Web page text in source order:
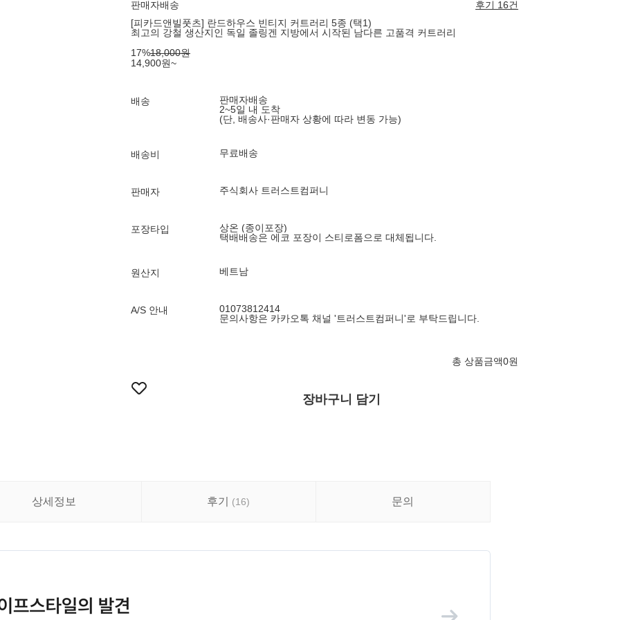
판매자배송
후기 16건
[피카드앤빌풋츠] 란드하우스 빈티지 커트러리 5종 (택1)
최고의 강철 생산지인 독일 졸링겐 지방에서 시작된 남다른 고품격 커트러리
17%18,000원
14,900원~
배송
판매자배송
2~5일 내 도착
(단, 배송사·판매자 상황에 따라 변동 가능)
배송비 무료배송
판매자 주식회사 트러스트컴퍼니
포장타입
상온 (종이포장)
택배배송은 에코 포장이 스티로폼으로 대체됩니다.
원산지 베트남
A/S 안내
01073812414
문의사항은 카카오톡 채널 '트러스트컴퍼니'로 부탁드립니다.
총 상품금액0원
장바구니 담기
상세정보 후기 (16) 문의